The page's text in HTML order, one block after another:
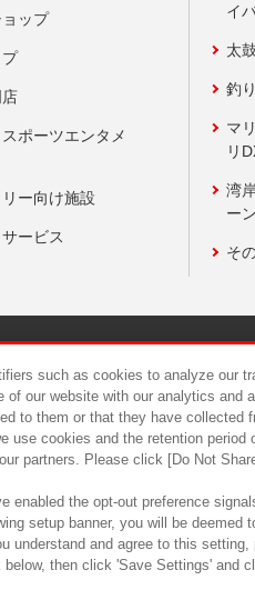
ップ
ポーツエンタメ
ー向け施設
ービス
イ
太
釣
マ
リ
湾
ー
そ
食品のご
such as cookies to analyze our
of our website with our analytics and
to them or that they have
use cookies and the retention
partners. Please click [Do Not
enabled the opt-out preference
setup banner, you will be
understand and agree to this
then click 'Save Settings' and